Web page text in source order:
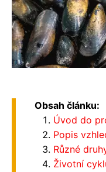
Obsah článku:
Úvod do
Popis
Různé
Životní